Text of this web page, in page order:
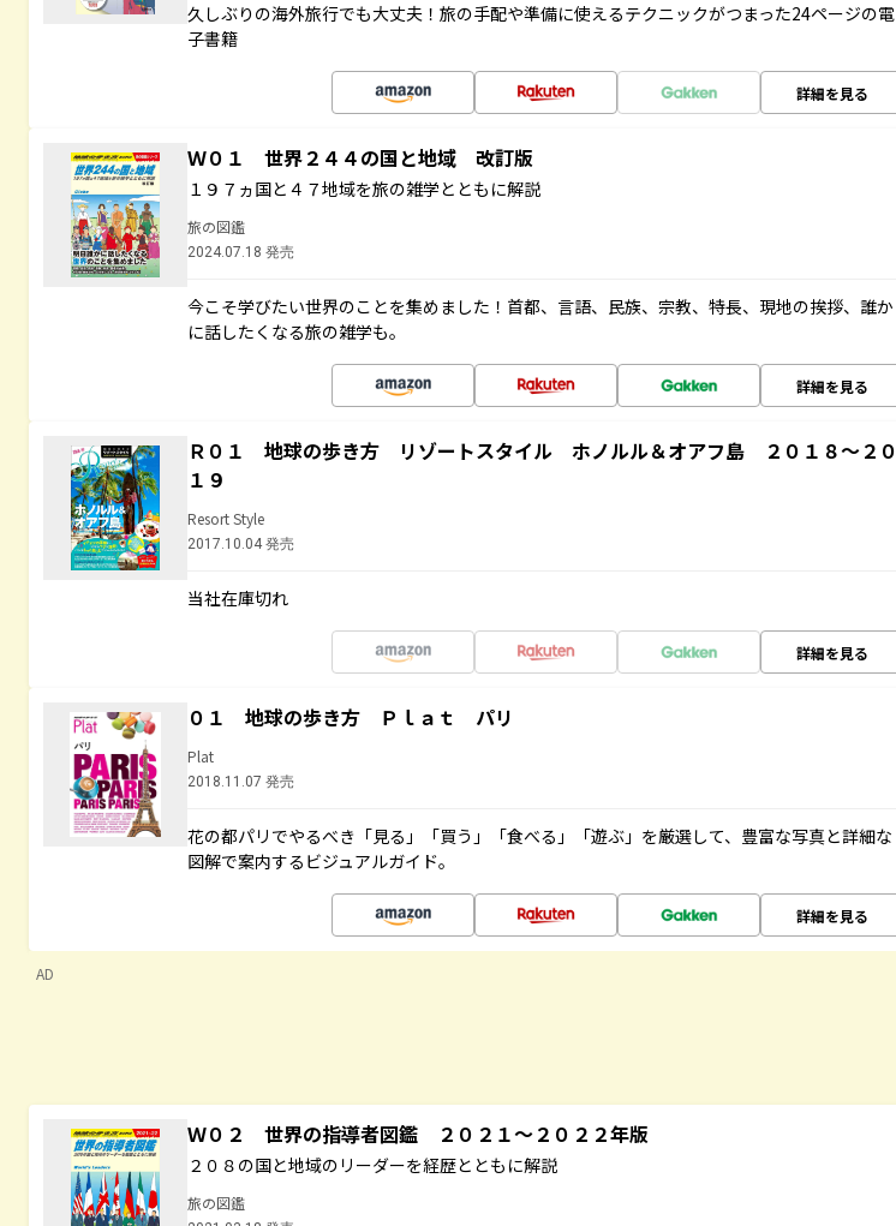
久しぶりの海外旅行でも大丈夫！旅の手配や準備に使えるテクニックがつまった24ページの電
子書籍
詳細を見る
Ｗ０１ 世界２４４の国と地域 改訂版
１９７ヵ国と４７地域を旅の雑学とともに解説
旅の図鑑
2024.07.18 発売
今こそ学びたい世界のことを集めました！首都、言語、民族、宗教、特長、現地の挨拶、誰か
に話したくなる旅の雑学も。
詳細を見る
Ｒ０１ 地球の歩き方 リゾートスタイル ホノルル＆オアフ島 ２０１８～２０
１９
Resort Style
2017.10.04 発売
当社在庫切れ
詳細を見る
０１ 地球の歩き方 Ｐｌａｔ パリ
Plat
2018.11.07 発売
花の都パリでやるべき「見る」「買う」「食べる」「遊ぶ」を厳選して、豊富な写真と詳細な
図解で案内するビジュアルガイド。
詳細を見る
AD
Ｗ０２ 世界の指導者図鑑 ２０２１～２０２２年版
２０８の国と地域のリーダーを経歴とともに解説
旅の図鑑